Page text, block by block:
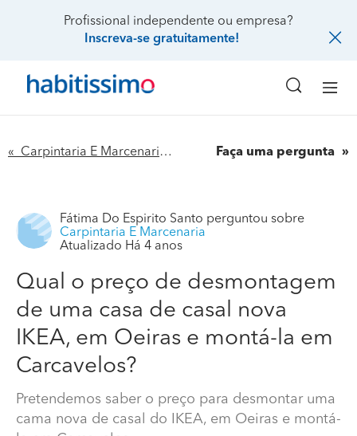
Profissional independente ou empresa?
Inscreva-se gratuitamente!
« Carpintaria E Marcenaria Faça uma pergunta
Fátima Do Espirito Santo perguntou sobre
Carpintaria E Marcenaria
Atualizado Há 4 anos
Qual o preço de desmontagem
de uma casa de casal nova
IKEA, em Oeiras e montá-la em
Carcavelos?
Pretendemos saber o preço para desmontar uma
cama nova de casal do IKEA, em Oeiras e montá-